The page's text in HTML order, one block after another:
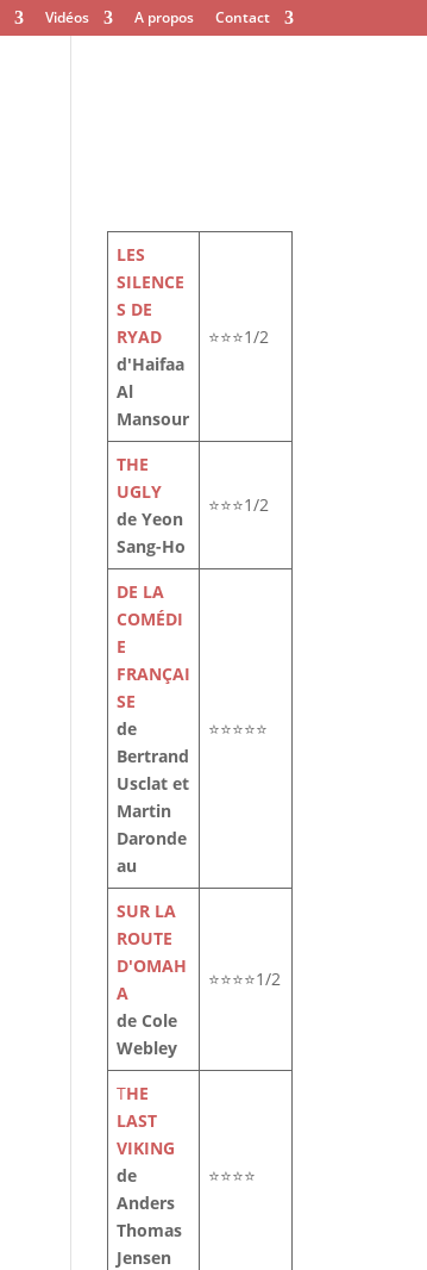
Vidéos A propos Contact
LES
SILENCE
S DE
RYAD
d'Haifaa
Al
Mansour
⭐⭐⭐1/2
THE
UGLY
de Yeon
Sang-Ho
⭐⭐⭐1/2
DE LA
COMÉDI
E
FRANÇAI
SE
de
Bertrand
Usclat et
Martin
Daronde
au
⭐⭐⭐⭐⭐
SUR LA
ROUTE
D'OMAH
A
de Cole
Webley
⭐⭐⭐⭐1/2
THE
LAST
VIKING
de
Anders
Thomas
Jensen
⭐⭐⭐⭐